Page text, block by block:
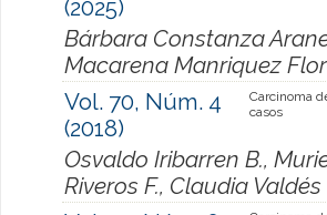
(2025)
Bárbara Constanza
Macarena Manriquez
Vol. 70, Núm. 4
(2018)
Carcinoma
casos
Osvaldo Iribarren B.,
Riveros F., Claudia Valdés